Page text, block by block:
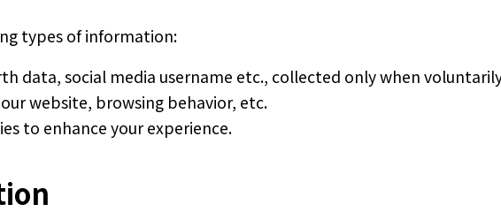
types of information:
data, social media username etc., collected only when
website, browsing behavior, etc.
to enhance your experience.